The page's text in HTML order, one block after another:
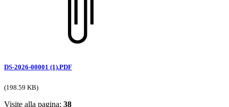
DS-2026-00001 (1).PDF
(198.59 KB)
Visite alla pagina: 38